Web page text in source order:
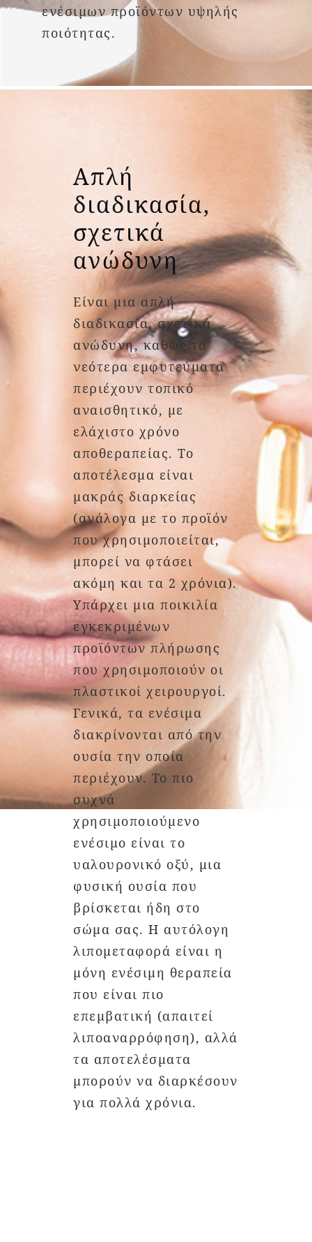
ενέσιμων προϊόντων υψηλής
ποιότητας.
Απλή
διαδικασία,
σχετικά
ανώδυνη
Είναι μια απλή
διαδικασία, σχετικά
ανώδυνη, καθώς τα
νεότερα εμφυτεύματα
περιέχουν τοπικό
αναισθητικό, με
ελάχιστο χρόνο
αποθεραπείας. Το
αποτέλεσμα είναι
μακράς διαρκείας
(ανάλογα με το προϊόν
που χρησιμοποιείται,
μπορεί να φτάσει
ακόμη και τα 2 χρόνια).
Υπάρχει μια ποικιλία
εγκεκριμένων
προϊόντων πλήρωσης
που χρησιμοποιούν οι
πλαστικοί χειρουργοί.
Γενικά, τα ενέσιμα
διακρίνονται από την
ουσία την οποία
περιέχουν. Το πιο
συχνά
χρησιμοποιούμενο
ενέσιμο είναι το
υαλουρονικό οξύ, μια
φυσική ουσία που
βρίσκεται ήδη στο
σώμα σας. Η αυτόλογη
λιπομεταφορά είναι η
μόνη ενέσιμη θεραπεία
που είναι πιο
επεμβατική (απαιτεί
λιποαναρρόφηση), αλλά
τα αποτελέσματα
μπορούν να διαρκέσουν
για πολλά χρόνια.